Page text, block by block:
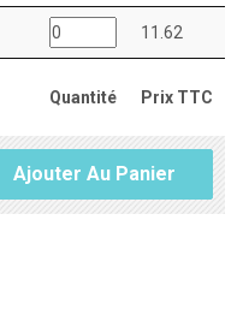
Quantité Prix TTC
11.62
Ajouter Au Panier